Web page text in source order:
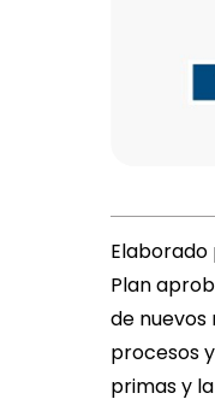
Plan
de
procesos
primas y